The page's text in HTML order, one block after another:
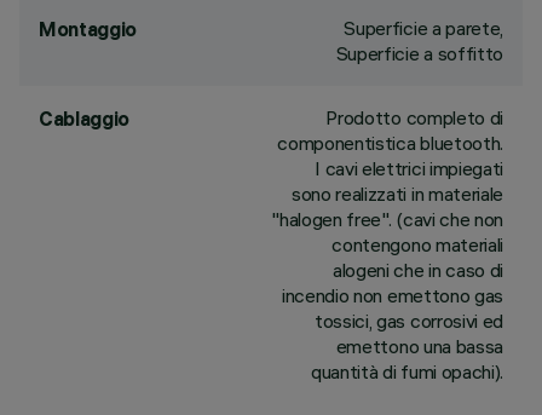
Montaggio
Superficie a parete,
Superficie a soffitto
Cablaggio
Prodotto completo di
componentistica bluetooth.
I cavi elettrici impiegati
sono realizzati in materiale
"halogen free". (cavi che non
contengono materiali
alogeni che in caso di
incendio non emettono gas
tossici, gas corrosivi ed
emettono una bassa
quantità di fumi opachi).